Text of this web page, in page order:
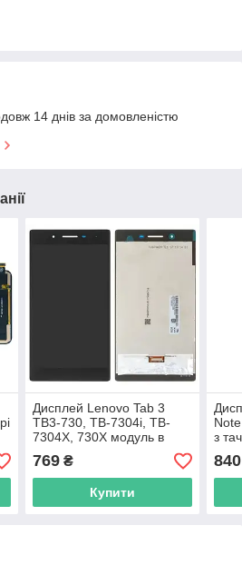
14 днів за домовленістю
Дисплей Lenovo Tab 3
TB3-730, TB-7304i, TB-
7304X, 730X модуль в
зборі з тачскріном, чорний
769₴
Купити
з
840